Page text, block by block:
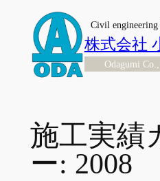
Civil engineering
株式会社
Odagumi
施工実績
ー: 2008